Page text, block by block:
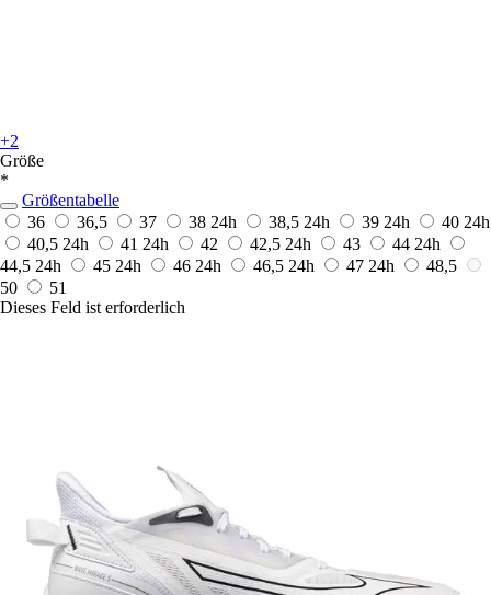
+2
Größe
*
Größentabelle
36
36,5 37 38 24h 38,5 24h 39 24h 40 24h
40,5 24h 41 24h 42 42,5 24h 43 44 24h
44,5 24h 45 24h 46 24h 46,5 24h 47 24h
48,5
50
51
Dieses Feld ist erforderlich